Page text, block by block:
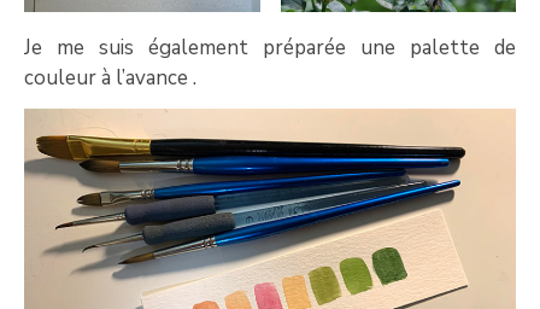
Je me suis également préparée une palette de
couleur à l’avance .